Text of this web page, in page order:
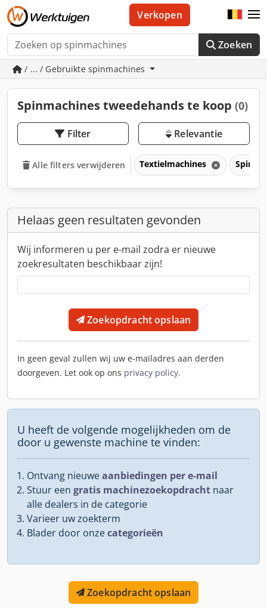
Zoeken
Verkopen
/ ... / Gebruikte spinmachines
Spinmachines tweedehands te koop (0)
Filter Relevantie
Alle filters verwijderen Textielmachines
Helaas geen resultaten gevonden
Wij informeren u per e-mail zodra er nieuwe
zoekresultaten beschikbaar zijn!
Zoekopdracht opslaan
In geen geval zullen wij uw e-mailadres aan derden
doorgeven. Let ook op ons privacy policy.
U heeft de volgende mogelijkheden om de
door u gewenste machine te vinden:
Ontvang nieuweaanbiedingen per e-mail
Stuur een gratis machinezoekopdracht naar
alle dealers in de categorie
Varieer uw zoekterm
Blader door onzecategorieën
Zoekopdracht opslaan